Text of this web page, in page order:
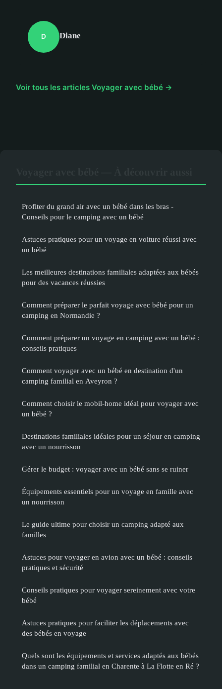
D Diane
Voir tous les articles Voyager avec bébé →
Profiter du grand air avec un bébé dans les bras -
Conseils pour le camping avec un bébé
Astuces pratiques pour un voyage en voiture réussi avec
un bébé
Les meilleures destinations familiales adaptées aux bébés
pour des vacances réussies
Comment préparer le parfait voyage avec bébé pour un
camping en Normandie ?
Comment préparer un voyage en camping avec un bébé :
conseils pratiques
Comment voyager avec un bébé en destination d'un
camping familial en Aveyron ?
Comment choisir le mobil-home idéal pour voyager avec
un bébé ?
Destinations familiales idéales pour un séjour en camping
avec un nourrisson
Gérer le budget : voyager avec un bébé sans se ruiner
Équipements essentiels pour un voyage en famille avec
un nourrisson
Le guide ultime pour choisir un camping adapté aux
familles
Astuces pour voyager en avion avec un bébé : conseils
pratiques et sécurité
Conseils pratiques pour voyager sereinement avec votre
bébé
Astuces pratiques pour faciliter les déplacements avec
des bébés en voyage
Quels sont les équipements et services adaptés aux bébés
dans un camping familial en Charente à La Flotte en Ré ?